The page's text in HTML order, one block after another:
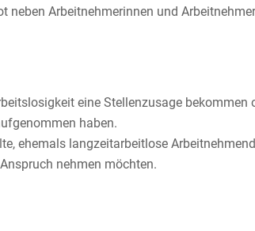
neben Arbeit­neh­me­rinnen und
eine Stellen­zu­sage bekommen
haben.
ehemals langzeit­ar­beit­lose
nehmen möchten.